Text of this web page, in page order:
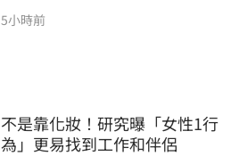
5小時前
不是靠化妝！研究曝「女性1行
為」更易找到工作和伴侶